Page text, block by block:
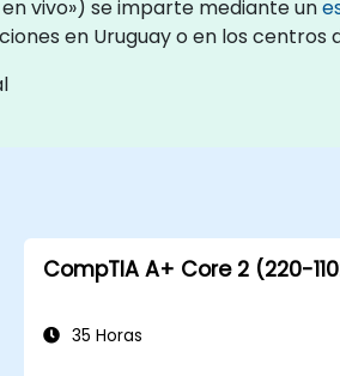
vivo») se imparte mediante un
en Uruguay o en los
CompTIA A+ Core 2 (220-
35 Horas